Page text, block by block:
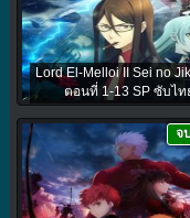
Lord El-Melloi II Sei no
ตอนที่ 1-13 SP ซับไท
จ